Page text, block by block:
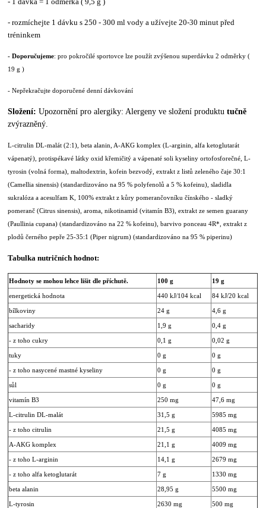
- rozmíchejte 1 dávku s 250 - 300 ml vody a užívejte 20-30 minut před
tréninkem
- Doporučujeme: pro pokročilé sportovce lze použít zvýšenou superdávku 2 odměrky (
19 g )
- Nepřekračujte doporučené denní dávkování
Složení:Upozornění pro alergiky: Alergeny ve složení produktutučně
zvýrazněný.
L-citrulin DL-malát (2:1), beta alanin, A-AKG komplex (L-arginin, alfa ketoglutarát
vápenatý), protispékavé látky oxid křemičitý a vápenaté soli kyseliny ortofosforečné, L-
tyrosin (volná forma), maltodextrin, kofein bezvodý, extrakt z listů zeleného čaje 30:1
(Camellia sinensis) (standardizováno na 95 % polyfenolů a 5 % kofeinu), sladidla
sukralóza a acesulfam K, 100% extrakt z kůry pomerančovníku čínského - sladký
pomeranč (Citrus sinensis), aroma, nikotinamid (vitamín B3), extrakt ze semen guarany
(Paullinia cupana) (standardizováno na 22 % kofeinu), barvivo ponceau 4R*, extrakt z
plodů černého pepře 25-35:1 (Piper nigrum) (standardizováno na 95 % piperinu)
Tabulka nutričních hodnot:
Hodnoty se mohou lehce lišit dle příchutě. 100 g 19 g
energetická hodnota 440 kJ/104 kcal 84 kJ/20 kcal
bílkoviny 24 g 4,6 g
sacharidy 1,9 g 0,4 g
- z toho cukry 0,1 g 0,02 g
tuky 0 g 0 g
- z toho nasycené mastné kyseliny 0 g 0 g
sůl 0 g 0 g
vitamín B3 250 mg 47,6 mg
L-citrulin DL-malát 31,5 g 5985 mg
- z toho citrulin 21,5 g 4085 mg
A-AKG komplex 21,1 g 4009 mg
- z toho L-arginin 14,1 g 2679 mg
- z toho alfa ketoglutarát 7 g 1330 mg
beta alanin 28,95 g 5500 mg
L-tyrosin 2630 mg 500 mg